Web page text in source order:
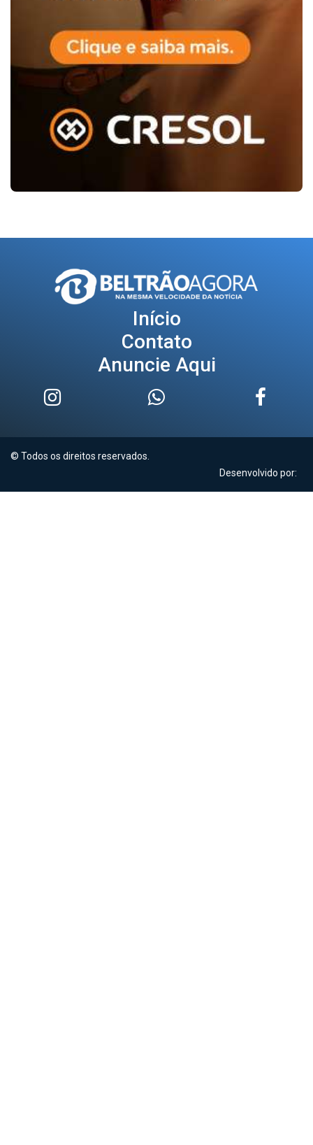
Início
Contato
Anuncie Aqui
© Todos os direitos reservados.
Desenvolvido por: